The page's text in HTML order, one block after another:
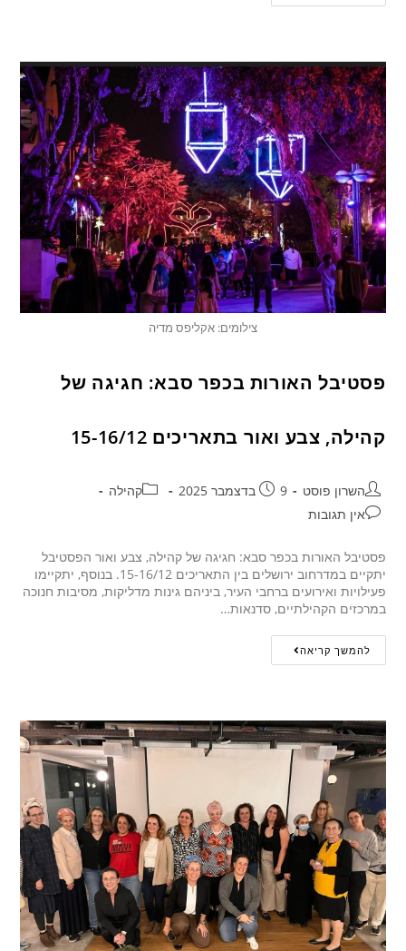
צילומים: אקליפס מדיה
פסטיבל האורות בכפר סבא: חגיגה של
קהילה, צבע ואור בתאריכים 15-16/12
השרון פוסט 9 בדצמבר 2025
קהילה
אין תגובות
פסטיבל האורות בכפר סבא: חגיגה של קהילה, צבע ואור הפסטיבל
יתקיים במדרחוב ירושלים בין התאריכים 15-16/12. בנוסף, יתקיימו
פעילויות ואירועים ברחבי העיר, ביניהם גינות מדליקות, מסיבות חנוכה
במרכזים הקהילתיים, סדנאות…
להמשך קריאה